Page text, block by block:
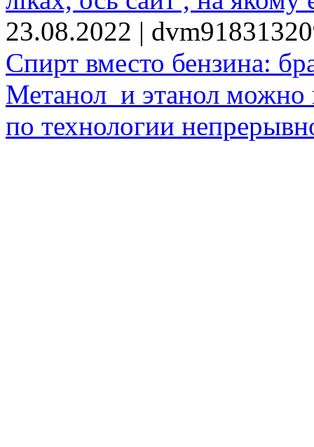
23.08.2022 |
Спирт вместо бензина:
Метанол и этанол можно
по технологии